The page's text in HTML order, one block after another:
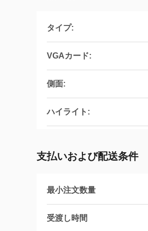
タイプ:
VGAカード:
側面:
ハイライト:
支払いおよび配送条件
最小注文数量
受渡し時間